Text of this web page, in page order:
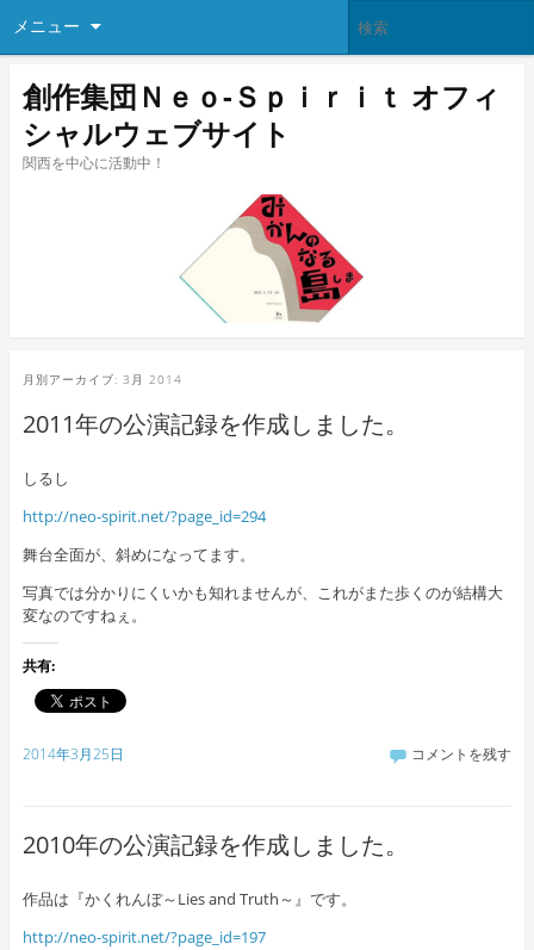
メニュー
創作集団Ｎｅｏ-Ｓｐｉｒｉｔ オフィ
シャルウェブサイト
関西を中心に活動中！
月別アーカイブ: 3月 2014
2011年の公演記録を作成しました。
しるし
http://neo-spirit.net/?page_id=294
舞台全面が、斜めになってます。
写真では分かりにくいかも知れませんが、これがまた歩くのが結構大
変なのですねぇ。
共有:
2014年3月25日 コメントを残す
2010年の公演記録を作成しました。
作品は『かくれんぼ～Lies and Truth～』です。
http://neo-spirit.net/?page_id=197